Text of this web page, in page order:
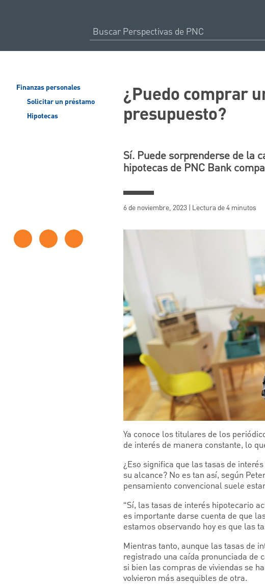
Finanzas personales
Solicitar un préstamo
Hipotecas
¿Puedo comprar
presupuesto?
Sí. Puede sorprenderse de la
hipotecas de PNC Bank
6 de noviembre, 2023 | Lectura de 4 minutos
Ya conoce los titulares de los
de interés de manera constante, lo
¿Eso significa que las tasas de
su alcance? No es tan así, según
pensamiento convencional suele
“Sí, las tasas de interés hipotecario
es importante darse cuenta de que
estamos observando hoy es que las
Mientras tanto, aunque las tasas de
registrado una caída pronunciada de
si bien las compras de viviendas se
volvieron más asequibles de otra.